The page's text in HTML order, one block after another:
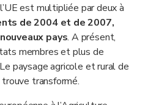
est multipliée par deux à
de 2004 et de 2007,
pays. A présent,
membres et plus de
paysage agricole et rural de
trouve transformé.